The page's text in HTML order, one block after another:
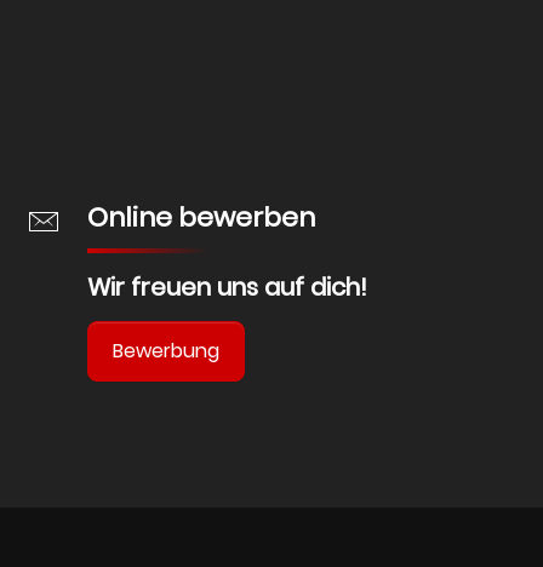
Online bewerben
Wir freuen uns auf dich!
Bewerbung